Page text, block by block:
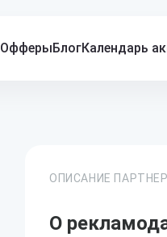
ОфферыБлогКалендарь
ОПИСАНИЕ
О